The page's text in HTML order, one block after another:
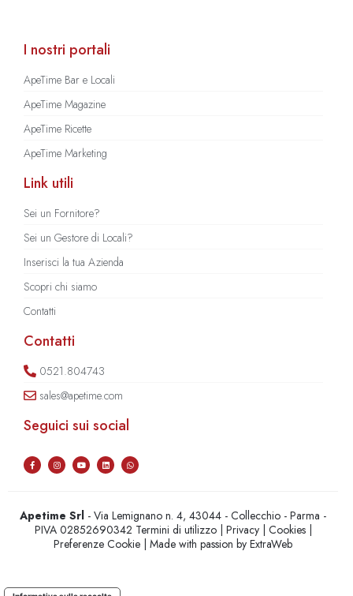
I nostri portali
ApeTime Bar e Locali
ApeTime Magazine
ApeTime Ricette
ApeTime Marketing
Link utili
Sei un Fornitore?
Sei un Gestore di Locali?
Inserisci la tua Azienda
Scopri chi siamo
Contatti
Contatti
0521.804743
sales@apetime.com
Seguici sui social
Apetime Srl - Via Lemignano n. 4, 43044 - Collecchio - Parma -
PIVA 02852690342 Termini di utilizzo| Privacy| Cookies|
Preferenze Cookie | Made with passion byExtraWeb